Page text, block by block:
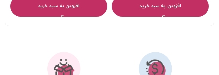
افزودن به سبد خرید افزودن به سبد خرید